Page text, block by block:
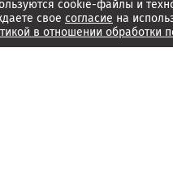
cookie-файлы и
свое согласие на
в отношении обработки